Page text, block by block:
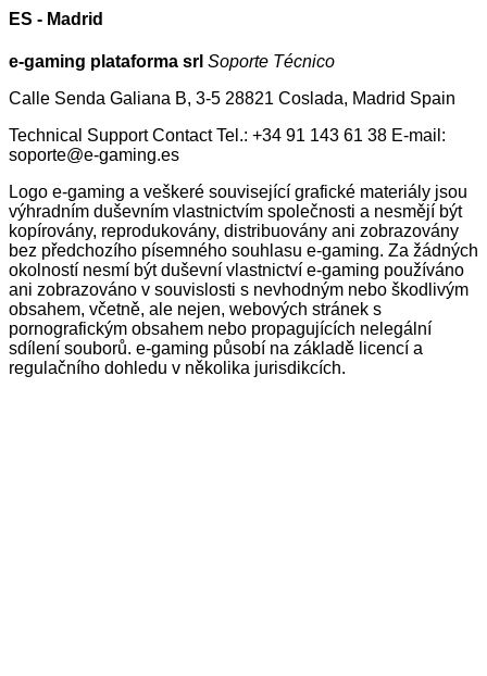
ES - Madrid
e-gaming plataforma srl Soporte Técnico
Calle Senda Galiana B, 3-5 28821 Coslada, Madrid Spain
Technical Support Contact Tel.: +34 91 143 61 38 E-mail:
soporte@e-gaming.es
Logo e-gaming a veškeré související grafické materiály jsou
výhradním duševním vlastnictvím společnosti a nesmějí být
kopírovány, reprodukovány, distribuovány ani zobrazovány
bez předchozího písemného souhlasu e-gaming. Za žádných
okolností nesmí být duševní vlastnictví e-gaming používáno
ani zobrazováno v souvislosti s nevhodným nebo škodlivým
obsahem, včetně, ale nejen, webových stránek s
pornografickým obsahem nebo propagujících nelegální
sdílení souborů. e-gaming působí na základě licencí a
regulačního dohledu v několika jurisdikcích.